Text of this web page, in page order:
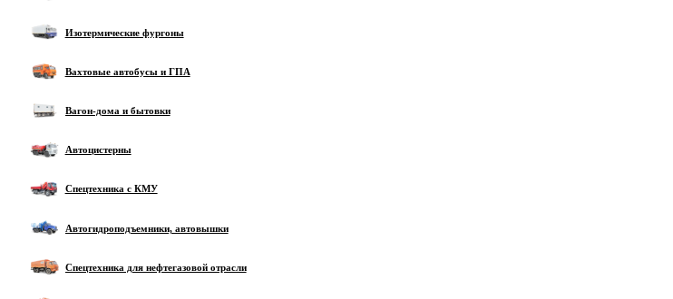
Изотермические фургоны
Вахтовые автобусы и ГПА
Вагон-дома и бытовки
Автоцистерны
Спецтехника с КМУ
Автогидроподъемники, автовышки
Спецтехника для нефтегазовой отрасли